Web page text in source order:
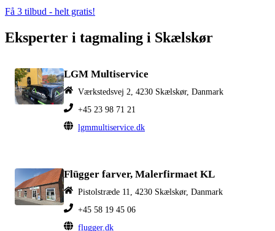
Få 3 tilbud - helt gratis!
Eksperter i tagmaling i Skælskør
LGM Multiservice
Værkstedsvej 2, 4230 Skælskør, Danmark
+45 23 98 71 21
lgmmultiservice.dk
Flügger farver, Malerfirmaet KL
Pistolstræde 11, 4230 Skælskør, Danmark
+45 58 19 45 06
flugger.dk